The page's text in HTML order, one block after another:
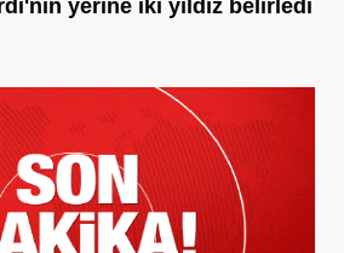
yerine iki yıldız belirledi